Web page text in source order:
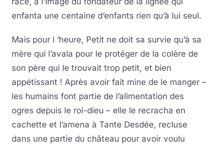
enfanta une centaine d’enfants rien qu’à lui seul.
Mais pour l ‘heure, Petit ne doit sa survie qu’à sa
mère qui l’avala pour le protéger de la colère de
son père qui le trouvait trop petit, et bien
appétissant ! Après avoir fait mine de le manger –
les humains font partie de l’alimentation des
ogres depuis le roi-dieu – elle le recracha en
cachette et l’amena à Tante Desdée, recluse
dans une partie du château pour avoir voulu